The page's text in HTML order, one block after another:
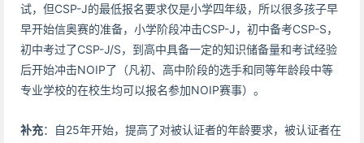
试，但CSP-J的最低报名要求仅是小学四年级，所以很多孩子早
早开始信奥赛的准备，小学阶段冲击CSP-J，初中备考CSP-S，
初中考过了CSP-J/S，到高中具备一定的知识储备量和考试经验
后开始冲击NOIP了（凡初、高中阶段的选手和同等年龄段中等
专业学校的在校生均可以报名参加NOIP赛事）。
补充：自25年开始，提高了对被认证者的年龄要求，被认证者在